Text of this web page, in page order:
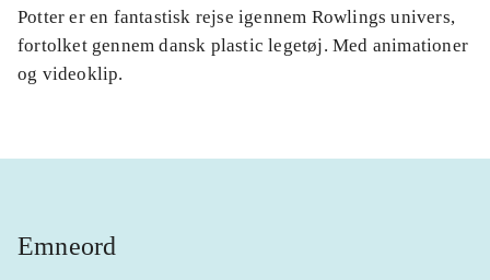
Potter er en fantastisk rejse igennem Rowlings univers,
fortolket gennem dansk plastic legetøj. Med animationer
og videoklip.
Emneord